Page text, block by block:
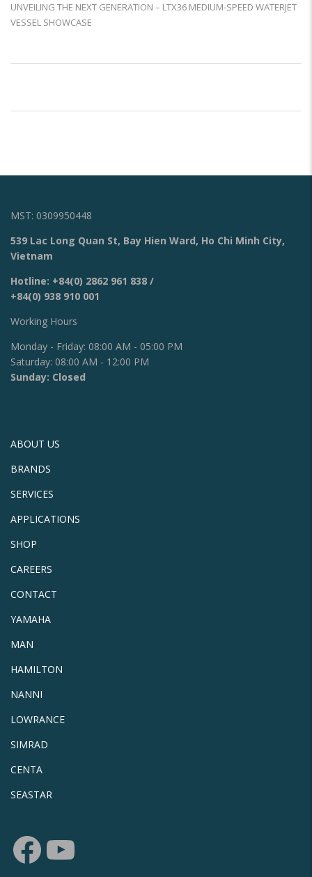
UNVEILING THE NEXT GENERATION – LTX36 MEDIUM-SPEED WATERJET
VESSEL SHOWCASE
MST: 0309950448
539 Lac Long Quan St, Bay Hien Ward, Ho Chi Minh City,
Vietnam
Hotline: +84(0) 2862 961 838 /
+84(0) 938 910 001
Working Hours
Monday - Friday: 08:00 AM - 05:00 PM
Saturday: 08:00 AM - 12:00 PM
Sunday: Closed
ABOUT US
BRANDS
SERVICES
APPLICATIONS
SHOP
CAREERS
CONTACT
YAMAHA
MAN
HAMILTON
NANNI
LOWRANCE
SIMRAD
CENTA
SEASTAR